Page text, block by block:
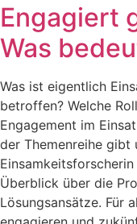
Engagiert
Was
Was ist eigentlich
betroffen? Welche
Engagement im
der Themenreihe gibt
Überblick über die
Lösungsansätze. Für